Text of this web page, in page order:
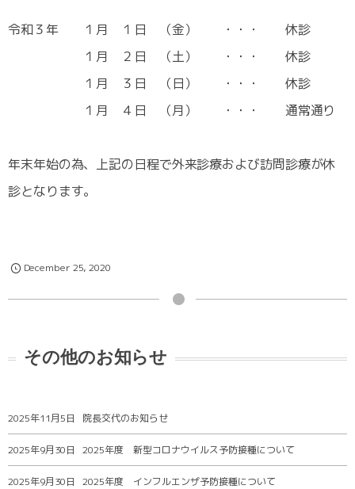
令和３年 １月 １日 （金） ・・・ 休診
１月 ２日 （土） ・・・ 休診
１月 ３日 （日） ・・・ 休診
１月 ４日 （月） ・・・ 通常通り
年末年始の為、上記の日程で外来診療および訪問診療が休
診となります。
December 25,2020
その他のお知らせ
2025年11月5日 院長交代のお知らせ
2025年9月30日 2025年度 新型コロナウイルス予防接種について
2025年9月30日 2025年度 インフルエンザ予防接種について